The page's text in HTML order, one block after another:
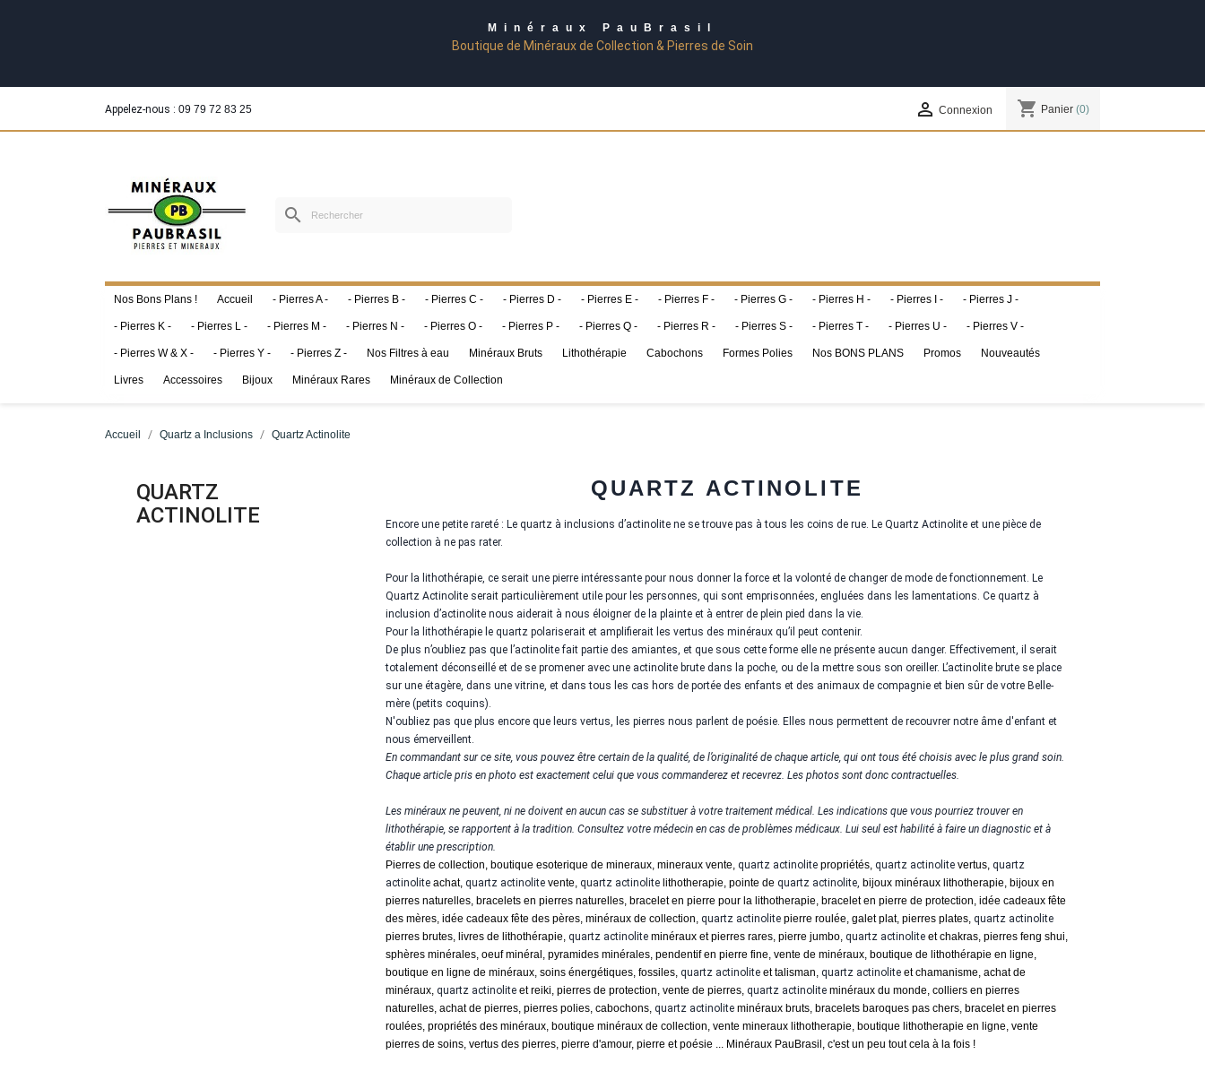
Minéraux PauBrasil
Boutique de Minéraux de Collection & Pierres de Soin
Appelez-nous : 09 79 72 83 25  Connexion shopping_cart Panier (0)
search
Nos Bons Plans ! Accueil - Pierres A - - Pierres B - - Pierres C - - Pierres D - - Pierres E - - Pierres F - - Pierres G - - Pierres H - - Pierres I - - Pierres J -
- Pierres K - - Pierres L - - Pierres M - - Pierres N - - Pierres O - - Pierres P - - Pierres Q - - Pierres R - - Pierres S - - Pierres T - - Pierres U - - Pierres V -
- Pierres W & X - - Pierres Y - - Pierres Z - Nos Filtres à eau Minéraux Bruts Lithothérapie Cabochons Formes Polies Nos BONS PLANS Promos Nouveautés
Livres Accessoires Bijoux Minéraux Rares Minéraux de Collection
Accueil Quartz a Inclusions Quartz Actinolite
QUARTZ
ACTINOLITE
QUARTZ ACTINOLITE
Encore une petite rareté : Le quartz à inclusions d’actinolite ne se trouve pas à tous les coins de rue. Le Quartz Actinolite et une pièce de
collection à ne pas rater.
Pour la lithothérapie, ce serait une pierre intéressante pour nous donner la force et la volonté de changer de mode de fonctionnement. Le
Quartz Actinolite serait particulièrement utile pour les personnes, qui sont emprisonnées, engluées dans les lamentations. Ce quartz à
inclusion d’actinolite nous aiderait à nous éloigner de la plainte et à entrer de plein pied dans la vie.
Pour la lithothérapie le quartz polariserait et amplifierait les vertus des minéraux qu’il peut contenir.
De plus n’oubliez pas que l’actinolite fait partie des amiantes, et que sous cette forme elle ne présente aucun danger. Effectivement, il serait
totalement déconseillé et de se promener avec une actinolite brute dans la poche, ou de la mettre sous son oreiller. L’actinolite brute se place
sur une étagère, dans une vitrine, et dans tous les cas hors de portée des enfants et des animaux de compagnie et bien sûr de votre Belle-
mère (petits coquins).
N'oubliez pas que plus encore que leurs vertus, les pierres nous parlent de poésie. Elles nous permettent de recouvrer notre âme d'enfant et
nous émerveillent.
En commandant sur ce site, vous pouvez être certain de la qualité, de l’originalité de chaque article, qui ont tous été choisis avec le plus grand soin.
Chaque article pris en photo est exactement celui que vous commanderez et recevrez. Les photos sont donc contractuelles.
Les minéraux ne peuvent, ni ne doivent en aucun cas se substituer à votre traitement médical. Les indications que vous pourriez trouver en
lithothérapie, se rapportent à la tradition. Consultez votre médecin en cas de problèmes médicaux. Lui seul est habilité à faire un diagnostic et à
établir une prescription.
Pierres de collection, boutique esoterique de mineraux, mineraux vente, quartz actinolitepropriétés, quartz actinolite vertus, quartz
actinoliteachat, quartz actinolitevente, quartz actinolite lithotherapie, pointe de quartz actinolite, bijoux minéraux lithotherapie, bijoux en
pierres naturelles, bracelets en pierres naturelles, bracelet en pierre pour la lithotherapie, bracelet en pierre de protection, idée cadeaux fête
des mères, idée cadeaux fête des pères, minéraux de collection, quartz actinolitepierre roulée, galet plat, pierres plates, quartz actinolite
pierres brutes, livres de lithothérapie, quartz actinolite minéraux et pierres rares, pierre jumbo, quartz actinoliteet chakras, pierres feng shui,
sphères minérales, oeuf minéral, pyramides minérales, pendentif en pierre fine, vente de minéraux, boutique de lithothérapie en ligne,
boutique en ligne de minéraux, soins énergétiques, fossiles, quartz actinoliteet talisman, quartz actinoliteet chamanisme, achat de
minéraux, quartz actinoliteet reiki, pierres de protection, vente de pierres, quartz actinoliteminéraux du monde, colliers en pierres
naturelles, achat de pierres, pierres polies, cabochons, quartz actinolite minéraux bruts, bracelets baroques pas chers, bracelet en pierres
roulées, propriétés des minéraux, boutique minéraux de collection, vente mineraux lithotherapie, boutique lithotherapie en ligne, vente
pierres de soins, vertus des pierres, pierre d'amour, pierre et poésie ... Minéraux PauBrasil, c'est un peu tout cela à la fois !